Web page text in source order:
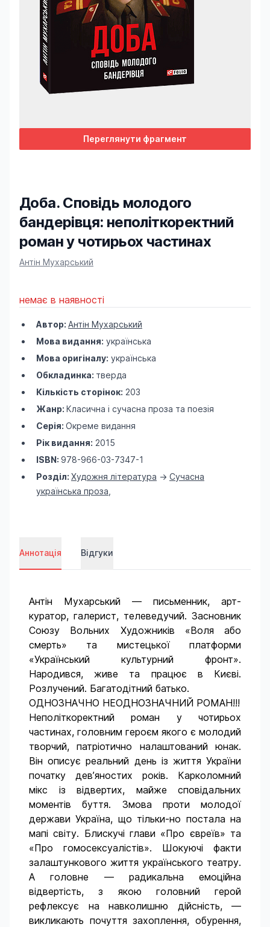
Переглянути фрагмент
Доба. Сповідь молодого
бандерівця: неполіткоректний
роман у чотирьох частинах
Product information
Антін Мухарський
немає в наявності
Автор: Антін Мухарський
Мова видання: українська
Мова оригіналу: українська
Обкладинка: тверда
Кількість сторінок: 203
Жанр: Класична і сучасна проза та поезія
Серія: Окреме видання
Рік видання: 2015
ISBN: 978-966-03-7347-1
Розділ: Художня література -> Сучасна
українська проза
Аннотація Відгуки
Антін Мухарський — письменник, арт-
куратор, галерист, телеведучий. Засновник
Союзу Вольних Художників «Воля або
смерть» та мистецької платформи
«Український культурний фронт».
Народився, живе та працює в Києві.
Розлучений. Багатодітний батько.
ОДНОЗНАЧНО НЕОДНОЗНАЧНИЙ РОМАН!!!
Неполіткоректний роман у чотирьох
частинах, головним героєм якого є молодий
творчий, патріотично налаштований юнак.
Він описує реальний день із життя України
початку дев’яностих років. Карколомний
мікс із відвертих, майже сповідальних
моментів буття. Змова проти молодої
держави Україна, що тільки-но постала на
мапі світу. Блискучі глави «Про євреїв» та
«Про гомосексуалістів». Шокуючі факти
залаштункового життя українського театру.
А головне — радикальна емоційна
відвертість, з якою головний герой
рефлексує на навколишню дійсність, —
викликають почуття захоплення, обурення,